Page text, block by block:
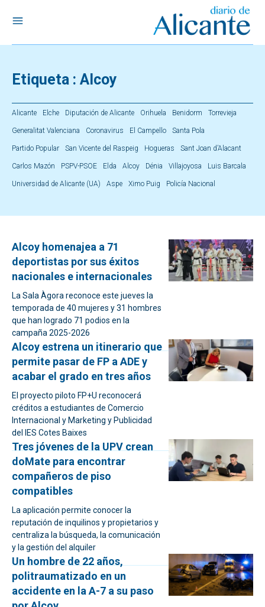
Etiqueta : Alcoy
Alicante Elche Diputación de Alicante Orihuela Benidorm Torrevieja
Generalitat Valenciana Coronavirus El Campello Santa Pola
Partido Popular San Vicente del Raspeig Hogueras Sant Joan d’Alacant
Carlos Mazón PSPV-PSOE Elda Alcoy Dénia Villajoyosa Luis Barcala
Universidad de Alicante (UA) Aspe Ximo Puig Policía Nacional
Alcoy homenajea a 71
deportistas por sus éxitos
nacionales e internacionales
La Sala Àgora reconoce este jueves la
temporada de 40 mujeres y 31 hombres
que han logrado 71 podios en la
campaña 2025-2026
Alcoy estrena un itinerario que
permite pasar de FP a ADE y
acabar el grado en tres años
El proyecto piloto FP+U reconocerá
créditos a estudiantes de Comercio
Internacional y Marketing y Publicidad
del IES Cotes Baixes
Tres jóvenes de la UPV crean
doMate para encontrar
compañeros de piso
compatibles
La aplicación permite conocer la
reputación de inquilinos y propietarios y
centraliza la búsqueda, la comunicación
y la gestión del alquiler
Un hombre de 22 años,
politraumatizado en un
accidente en la A-7 a su paso